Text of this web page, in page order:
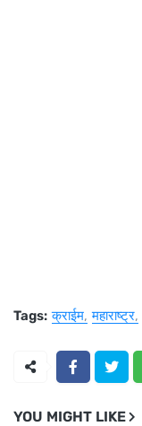
Tags: क्राईम महाराष्ट्र
YOU MIGHT LIKE